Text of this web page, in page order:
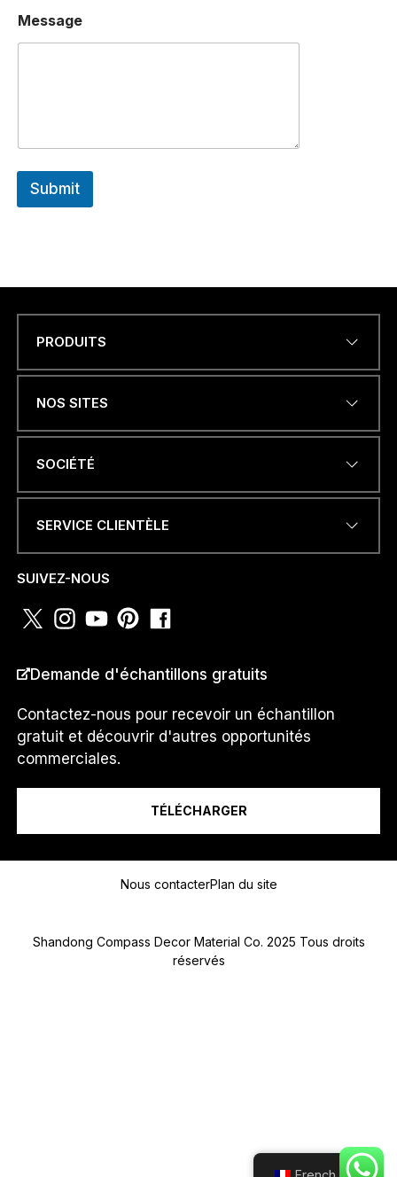
Message
Submit
ADRESSE ÉLECTRONIQUE
R
S
S
E
u
.
D
E
Je suis un...
PRODUITS
NOS SITES
SOCIÉTÉ
SERVICE CLIENTÈLE
SUIVEZ-NOUS
Demande d'échantillons gratuits
Contactez-nous pour recevoir un échantillon
gratuit et découvrir d'autres opportunités
commerciales.
TÉLÉCHARGER
Nous contacterPlan du site
Shandong Compass Decor Material Co. 2025 Tous droits
réservés